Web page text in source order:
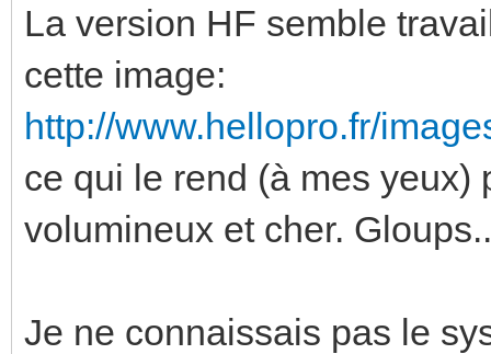
La version HF semble
cette image:
http://www.hellopro.fr/
ce qui le rend (à mes yeux)
volumineux et cher.
Je ne connaissais pas le